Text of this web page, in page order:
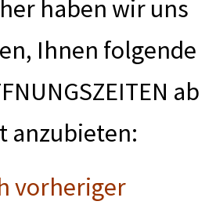
haben wir uns
Ihnen folgende
ab
anzubieten:
vorheriger